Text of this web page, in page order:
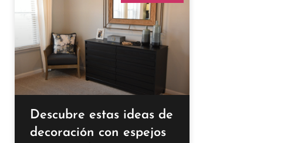
Descubre estas ideas de
decoración con espejos